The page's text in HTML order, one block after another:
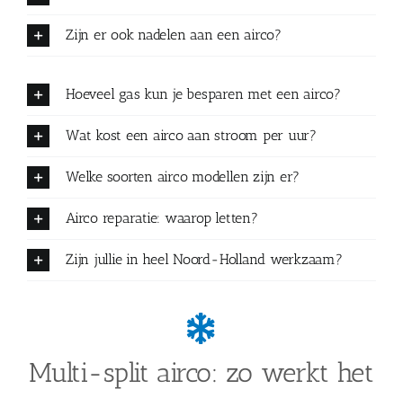
Zijn er ook nadelen aan een airco?
Hoeveel gas kun je besparen met een airco?
Wat kost een airco aan stroom per uur?
Welke soorten airco modellen zijn er?
Airco reparatie: waarop letten?
Zijn jullie in heel Noord-Holland werkzaam?
Multi-split airco: zo werkt het